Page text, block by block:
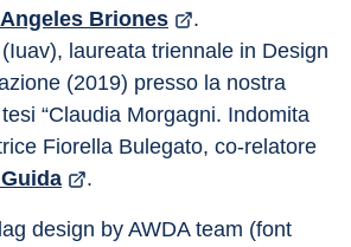
Briones
.
(Iuav), laureata triennale in Design
(2019) presso la nostra
“Claudia Morgagni. Indomita
Fiorella Bulegato, co-relatore
.
design by AWDA team (font